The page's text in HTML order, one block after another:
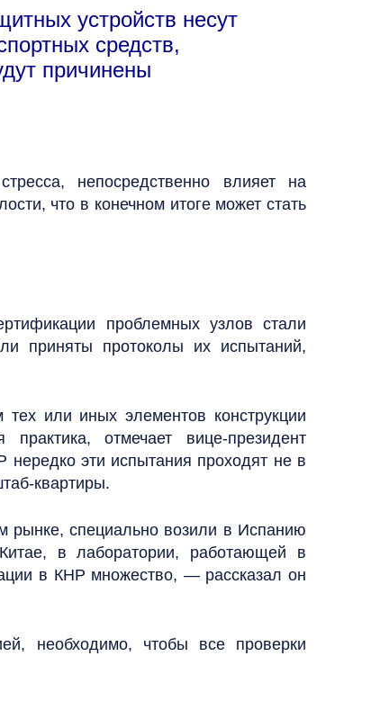
устройств несут
средств,
причинены
непосредственно влияет на
что в конечном итоге может стать
проблемных узлов стали
приняты протоколы их испытаний,
или иных элементов конструкции
отмечает вице-президент
эти испытания проходят не в
квартиры.
рынке, специально возили в Испанию
в лаборатории, работающей в
в КНР множество, — рассказал он
необходимо, чтобы все проверки